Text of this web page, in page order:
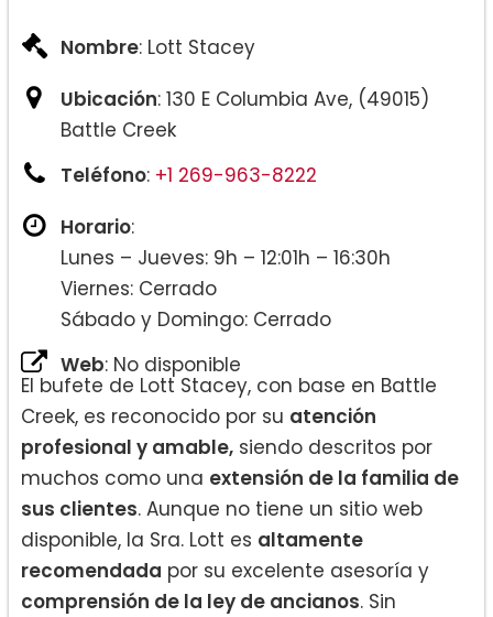
Nombre: Lott Stacey
Ubicación: 130 E Columbia Ave, (49015)
Battle Creek
Teléfono: +1 269-963-8222
Horario:
Lunes – Jueves: 9h – 12:01h – 16:30h
Viernes: Cerrado
Sábado y Domingo: Cerrado
Web: No disponible
El bufete de Lott Stacey, con base en Battle
Creek, es reconocido por su atención
profesional y amable, siendo descritos por
muchos como una extensión de la familia de
sus clientes. Aunque no tiene un sitio web
disponible, la Sra. Lott es altamente
recomendada por su excelente asesoría y
comprensión de la ley de ancianos. Sin